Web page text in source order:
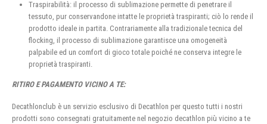
Traspirabilità: il processo di sublimazione permette di penetrare il
tessuto, pur conservandone intatte le proprietà traspiranti; ciò lo rende il
prodotto ideale in partita. Contrariamente alla tradizionale tecnica del
flocking, il processo di sublimazione garantisce una omogeneità
palpabile ed un comfort di gioco totale poiché ne conserva integre le
proprietà traspiranti.
RITIRO E PAGAMENTO VICINO A TE:
Decathlonclub è un servizio esclusivo di Decathlon per questo tutti i nostri
prodotti sono consegnati gratuitamente nel negozio decathlon più vicino a te